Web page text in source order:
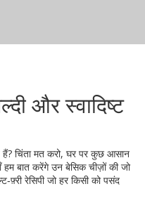
और स्वादिष्ट
चिंता मत करो, घर पर कुछ आसान
बात करेंगे उन बेसिक चीज़ों की जो
रेसिपी जो हर किसी को पसंद